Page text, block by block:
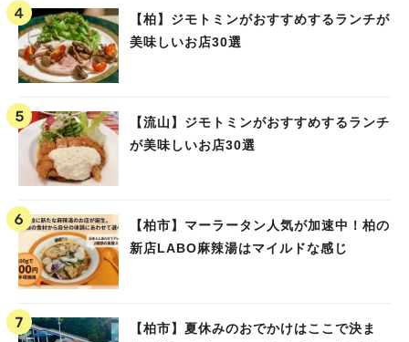
【柏】ジモトミンがおすすめするランチが
美味しいお店30選
【流山】ジモトミンがおすすめするランチ
が美味しいお店30選
【柏市】マーラータン人気が加速中！柏の
新店LABO麻辣湯はマイルドな感じ
【柏市】夏休みのおでかけはここで決ま